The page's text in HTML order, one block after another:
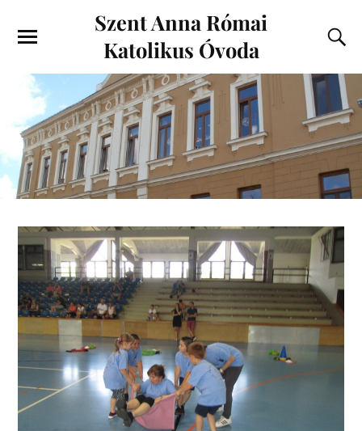
Szent Anna Római
Katolikus Óvoda